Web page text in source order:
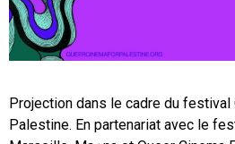
Projection dans le cadre du festival
Palestine. En partenariat avec le